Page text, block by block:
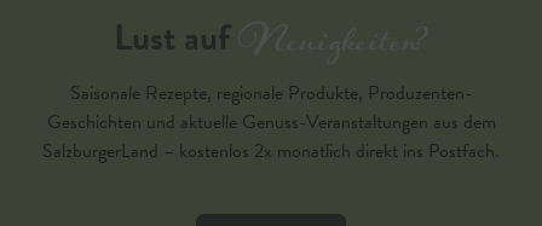
Lust aufNeuigkeiten?
Saisonale Rezepte, regionale Produkte, Produzenten-
Geschichten und aktuelle Genuss-Veranstaltungen aus dem
SalzburgerLand – kostenlos 2x monatlich direkt ins Postfach.